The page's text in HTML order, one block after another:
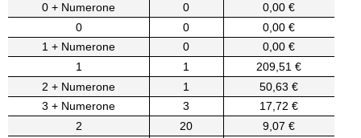
0 + Numerone
0
0,00 €
0
0
0,00 €
1 + Numerone
0
0,00 €
1
1
209,51 €
2 + Numerone
1
50,63 €
3 + Numerone
3
17,72 €
2
20
9,07 €